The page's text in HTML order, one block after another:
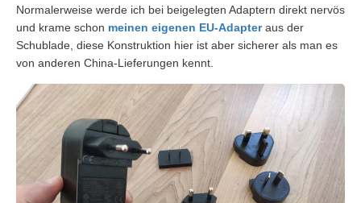
Normalerweise werde ich bei beigelegten Adaptern direkt nervös
und krame schon meinen eigenen EU-Adapteraus der
Schublade, diese Konstruktion hier ist aber sicherer als man es
von anderen China-Lieferungen kennt.